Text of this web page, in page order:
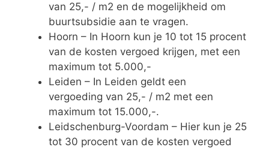
van 25,- / m2 en de mogelijkheid om
buurtsubsidie aan te vragen.
Hoorn – In Hoorn kun je 10 tot 15 procent
van de kosten vergoed krijgen, met een
maximum tot 5.000,-
Leiden – In Leiden geldt een
vergoeding van 25,- / m2 met een
maximum tot 15.000,-.
Leidschenburg-Voordam – Hier kun je 25
tot 30 procent van de kosten vergoed